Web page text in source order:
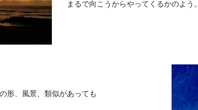
まるで向こうからやってくるかのよう。
形、風景、類似があっても